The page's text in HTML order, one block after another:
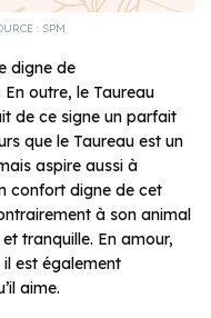
: SPM
digne de
outre, le Taureau
de ce signe un parfait
que le Taureau est un
aspire aussi à
confort digne de cet
à son animal
tranquille. En amour,
est également
aime.